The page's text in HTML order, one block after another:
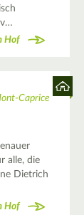
Hof
Caprice
alle, die
Dietrich
Hof